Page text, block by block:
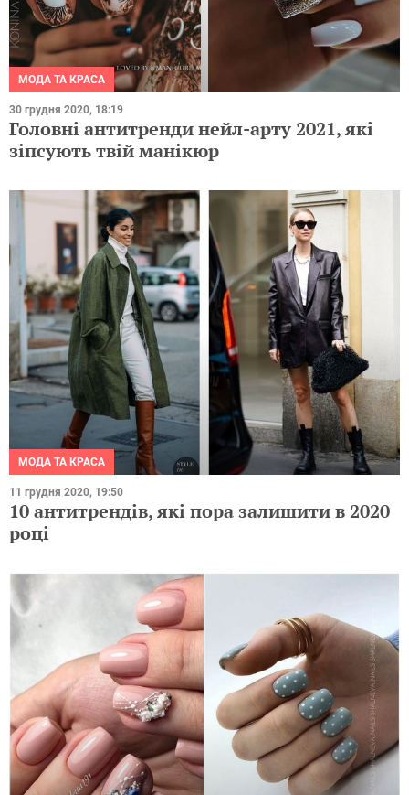
МОДА ТА КРАСА
30 грудня 2020, 18:19
Головні антитренди нейл-арту 2021, які
зіпсують твій манікюр
МОДА ТА КРАСА
11 грудня 2020, 19:50
10 антитрендів, які пора залишити в 2020
році